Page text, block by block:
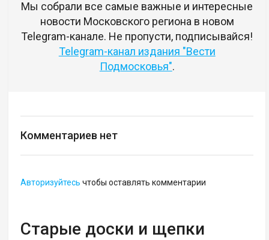
Мы собрали все самые важные и интересные
новости Московского региона в новом
Telegram-канале. Не пропусти, подписывайся!
Telegram-канал издания "Вести
Подмосковья".
Комментариев нет
Авторизуйтесь чтобы оставлять комментарии
Старые доски и щепки